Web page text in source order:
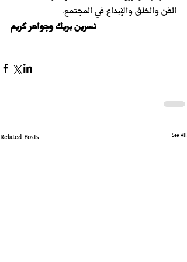
الفن والخلق والإبداع في المجتمع.
نسرين بريك وجواهر كريم
Related Posts See All